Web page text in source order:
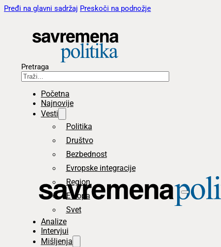
Pređi na glavni sadržaj Preskoči na podnožje
Pretraga
Početna
Najnovije
Vesti
Politika
Društvo
Bezbednost
Evropske integracije
Region
Evropa
Svet
Analize
Intervjui
Mišljenja